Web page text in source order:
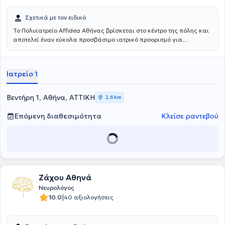
Σχετικά με τον ειδικό
Το Πολυϊατρείο Affidea Αθήνας βρίσκεται στο κέντρο της πόλης και
αποτελεί έναν εύκολα προσβάσιμο ιατρικό προορισμό για
ιατρικές ειδικότητες με υψηλές διαγνωστικές δυνατότητες,
Ιατρείο 1
Βεντήρη 1, Αθήνα, ΑΤΤΙΚΗ 2,6 km
Επόμενη διαθεσιμότητα Κλείσε ραντεβού
Ζάχου Αθηνά
Νευρολόγος
10.0|40 αξιολογήσεις